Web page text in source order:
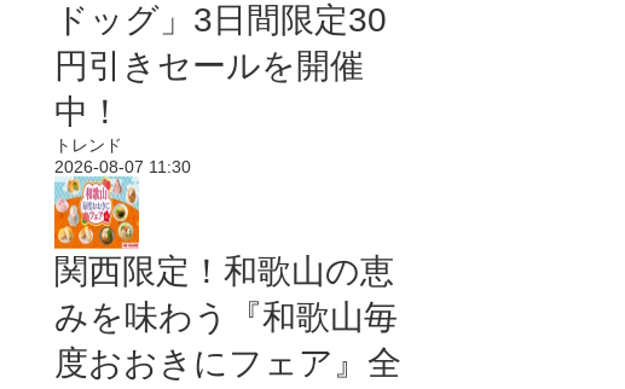
ドッグ」3日間限定30
円引きセールを開催
中！
トレンド
2026-08-07 11:30
関西限定！和歌山の恵
みを味わう『和歌山毎
度おおきにフェア』全